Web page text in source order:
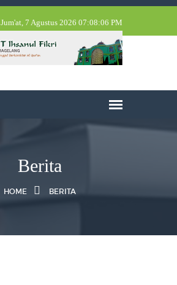
Jum'at, 7 Agustus 2026 07:08:06 PM
Berita
HOME BERITA